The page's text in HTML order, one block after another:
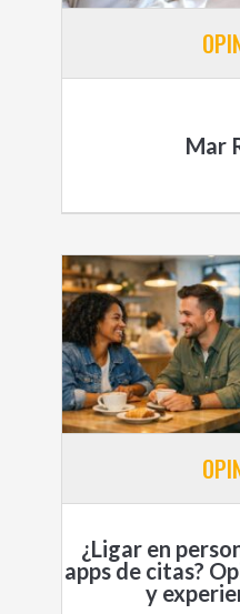
Mar
¿Ligar en
apps de citas?
y